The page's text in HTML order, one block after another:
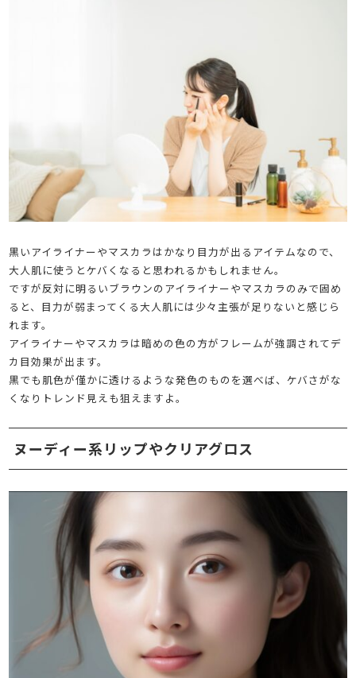
黒いアイライナーやマスカラはかなり目力が出るアイテムなので、
大人肌に使うとケバくなると思われるかもしれません。
ですが反対に明るいブラウンのアイライナーやマスカラのみで固め
ると、目力が弱まってくる大人肌には少々主張が足りないと感じら
れます。
アイライナーやマスカラは暗めの色の方がフレームが強調されてデ
カ目効果が出ます。
黒でも肌色が僅かに透けるような発色のものを選べば、ケバさがな
くなりトレンド見えも狙えますよ。
ヌーディー系リップやクリアグロス